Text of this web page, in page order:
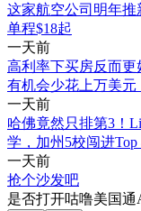
这家航空公司明年推
单程$18起
一天前
高利率下买房反而
有机会少花上万美元
一天前
哈佛竟然只排第3！
学，加州5校闯进
一天前
抢个沙发吧
是否打开咕噜美国通